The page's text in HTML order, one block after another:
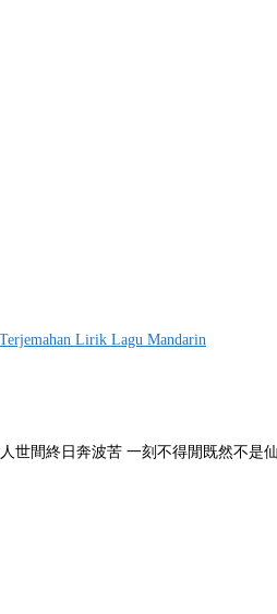
Terjemahan Lirik Lagu Mandarin
世間終日奔波苦 一刻不得閒既然不是